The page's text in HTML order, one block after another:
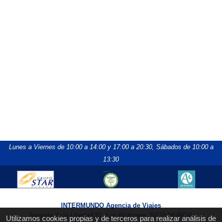
Utilizamos cookies propias y de terceros para realizar análisis de
Lunes a Viernes de 10:00 a 14:00 y 17:00 a 20:30, Sábados de 10:00 a
13:30
INTERMUNDO Agencia de Viajes
Avenida de la Libertad 81, Los Alcázares 30710 MURCIA